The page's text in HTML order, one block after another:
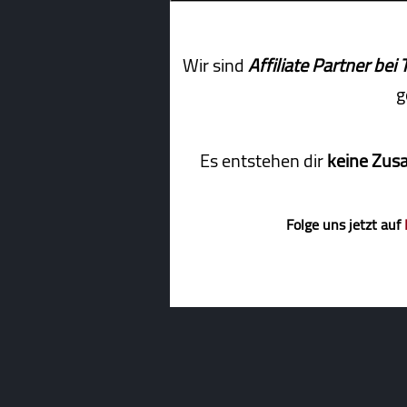
Wir sindAffiliate Partner bei
Es entstehen dirkeine
Folge uns jetzt auf